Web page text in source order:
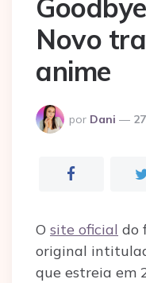
Novo
anime
Postado
por
por Dani
O site oficial do
original
que estreia em